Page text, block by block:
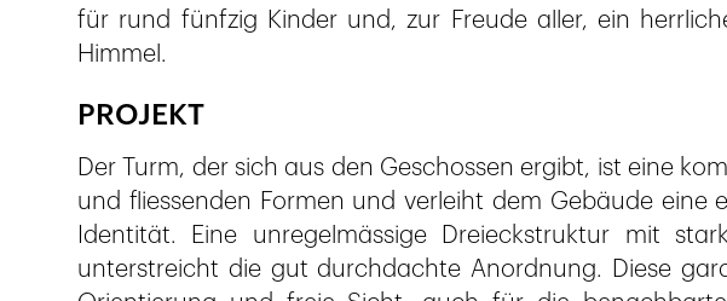
für rund fünfzig Kinder und, zur Freude aller, ein
Himmel.
PROJEKT
Der Turm, der sich aus den Geschossen ergibt, ist eine
und fliessenden Formen und verleiht dem Gebäude eine
Identität. Eine unregelmässige Dreieckstruktur mit
unterstreicht die gut durchdachte Anordnung. Diese